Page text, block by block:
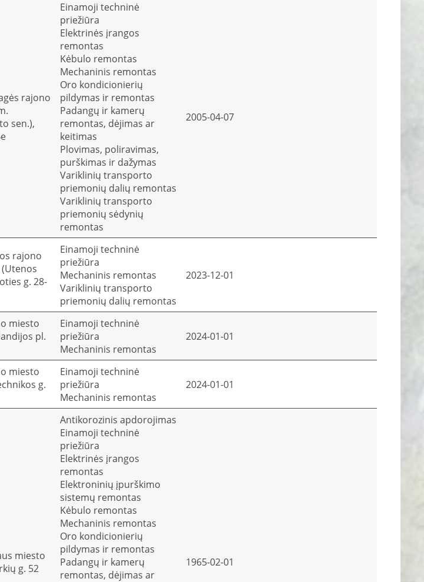
rajono
sen.),
Einamoji techninė
priežiūra
Elektrinės įrangos
remontas
Kėbulo remontas
Mechaninis remontas
Oro kondicionierių
pildymas ir remontas
Padangų ir kamerų
remontas, dėjimas ar
keitimas
Plovimas, poliravimas,
purškimas ir dažymas
Variklinių transporto
priemonių dalių remontas
Variklinių transporto
priemonių sėdynių
remontas
2005-04-07
rajono
g. 28-
Einamoji techninė
priežiūra
Mechaninis remontas
Variklinių transporto
priemonių dalių remontas
2023-12-01
miesto
pl.
Einamoji techninė
priežiūra
Mechaninis remontas
2024-01-01
miesto
g.
Einamoji techninė
priežiūra
Mechaninis remontas
2024-01-01
miesto
g. 52
Antikorozinis apdorojimas
Einamoji techninė
priežiūra
Elektrinės įrangos
remontas
Elektroninių įpurškimo
sistemų remontas
Kėbulo remontas
Mechaninis remontas
Oro kondicionierių
pildymas ir remontas
Padangų ir kamerų
remontas, dėjimas ar
1965-02-01